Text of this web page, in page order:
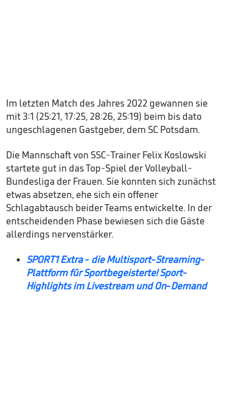
Im letzten Match des Jahres 2022 gewannen sie
mit 3:1 (25:21, 17:25, 28:26, 25:19) beim bis dato
ungeschlagenen Gastgeber, dem SC Potsdam.
Die Mannschaft von SSC-Trainer Felix Koslowski
startete gut in das Top-Spiel der Volleyball-
Bundesliga der Frauen. Sie konnten sich zunächst
etwas absetzen, ehe sich ein offener
Schlagabtausch beider Teams entwickelte. In der
entscheidenden Phase bewiesen sich die Gäste
allerdings nervenstärker.
SPORT1 Extra - die Multisport-Streaming-
Plattform für Sportbegeisterte!Sport-
Highlights im Livestream und On-Demand